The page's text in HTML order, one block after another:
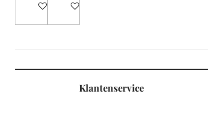
In winkelwagenIn winkelwagen
Klantenservice